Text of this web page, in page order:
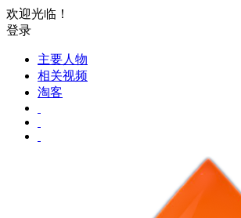
欢迎光临！
登录
主要人物
相关视频
淘客